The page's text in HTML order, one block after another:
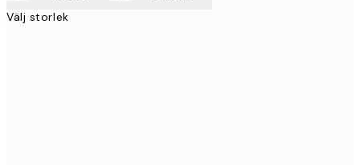
Välj storlek